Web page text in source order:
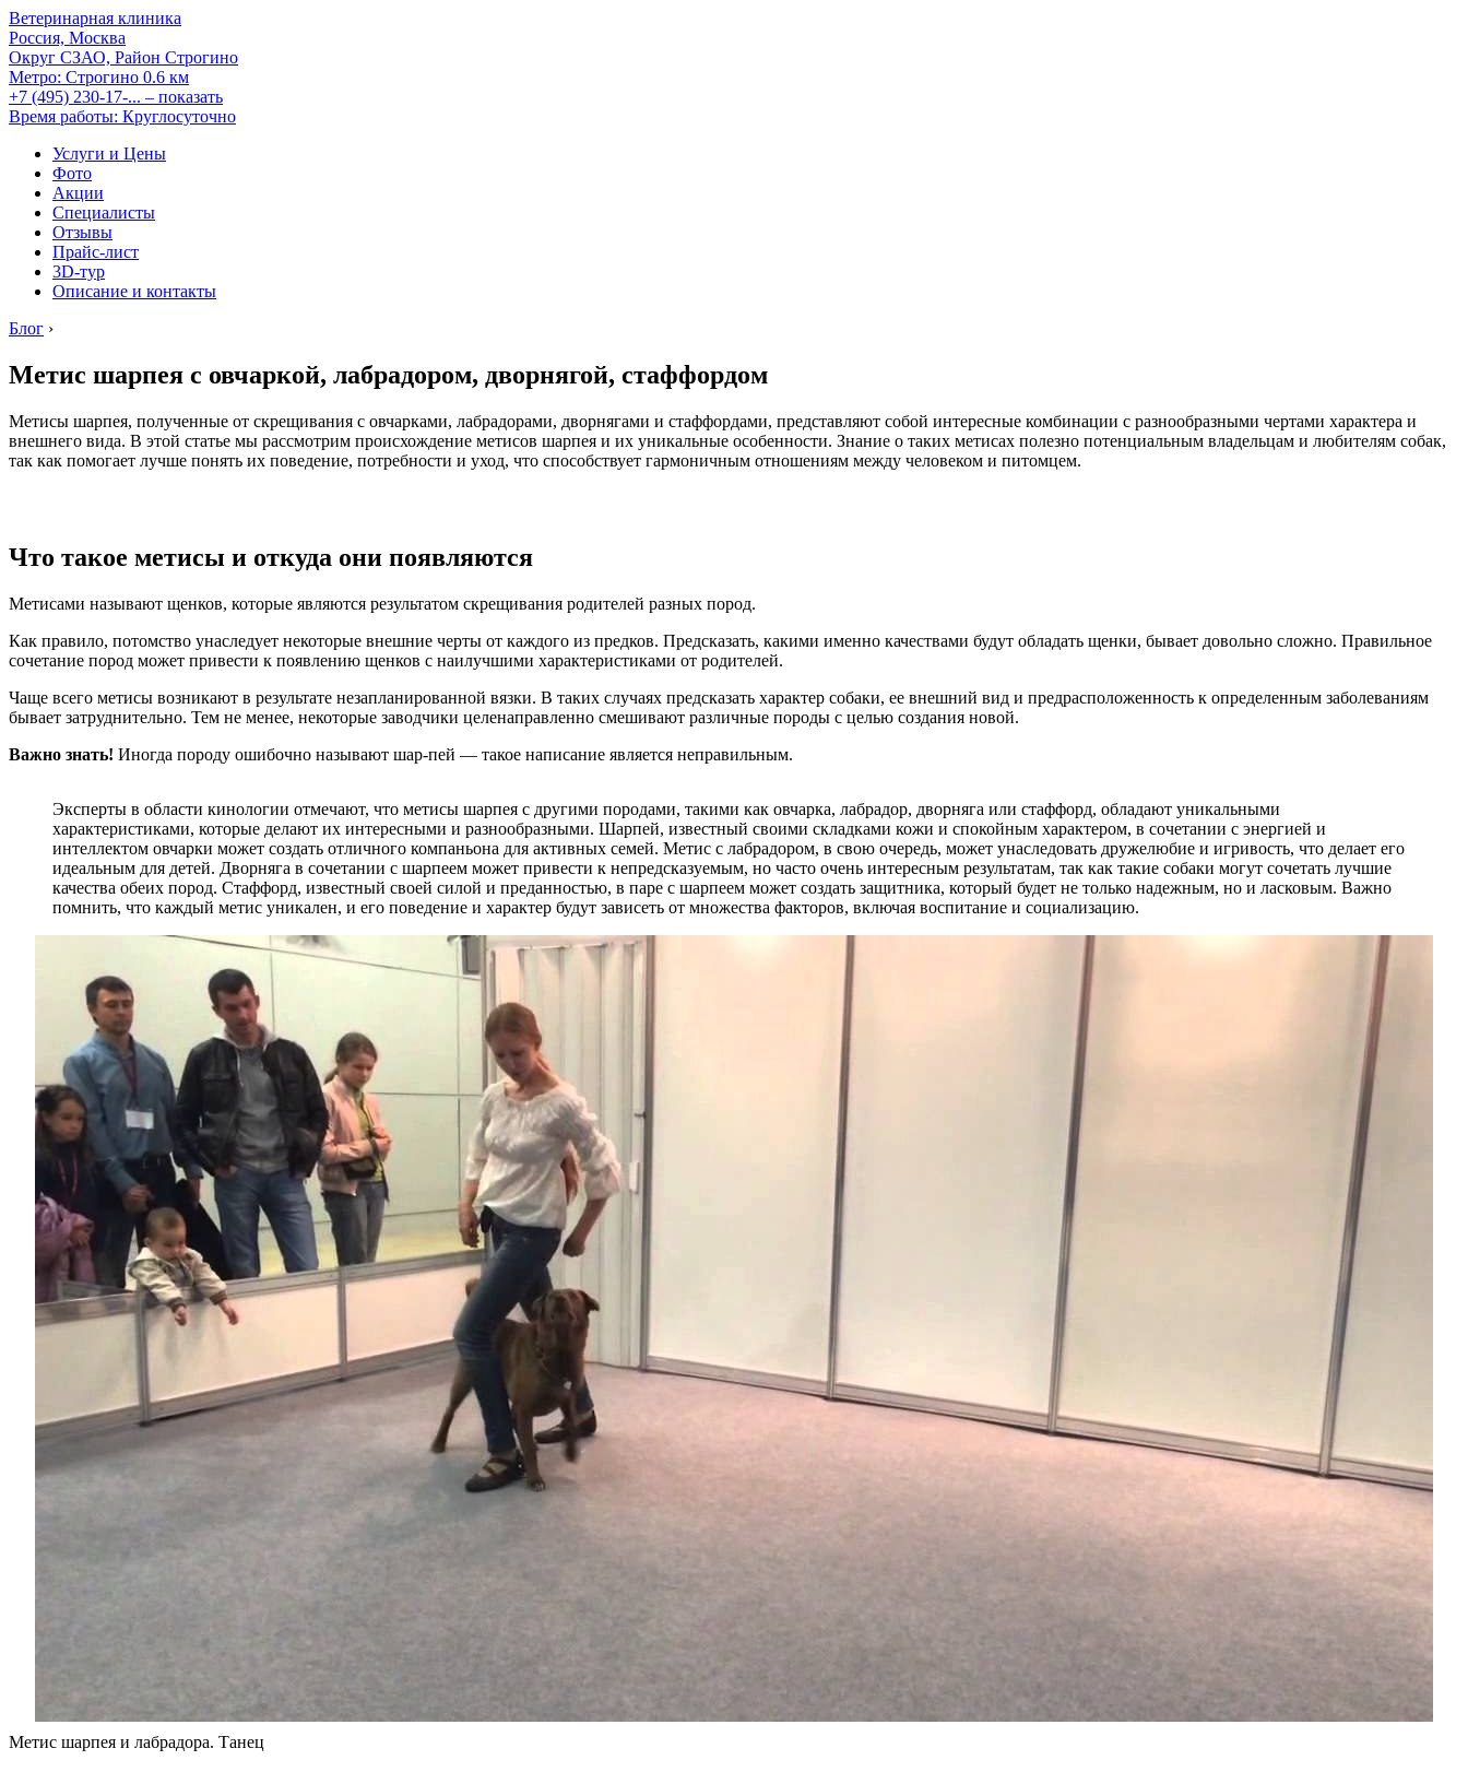
Ветеринарная клиника
Россия, Москва
Округ СЗАО, Район Строгино
Метро: Строгино 0.6 км
+7 (495) 230-17-... – показать
Время работы: Круглосуточно
Услуги и Цены
Фото
Акции
Специалисты
Отзывы
Прайс-лист
3D-тур
Описание и контакты
Блог ›
Метис шарпея с овчаркой, лабрадором, дворнягой, стаффордом
Метисы шарпея, полученные от скрещивания с овчарками, лабрадорами, дворнягами и стаффордами, представляют собой интересные комбинации с разнообразными чертами характера и
внешнего вида. В этой статье мы рассмотрим происхождение метисов шарпея и их уникальные особенности. Знание о таких метисах полезно потенциальным владельцам и любителям собак,
так как помогает лучше понять их поведение, потребности и уход, что способствует гармоничным отношениям между человеком и питомцем.
Что такое метисы и откуда они появляются
Метисами называют щенков, которые являются результатом скрещивания родителей разных пород.
Как правило, потомство унаследует некоторые внешние черты от каждого из предков. Предсказать, какими именно качествами будут обладать щенки, бывает довольно сложно. Правильное
сочетание пород может привести к появлению щенков с наилучшими характеристиками от родителей.
Чаще всего метисы возникают в результате незапланированной вязки. В таких случаях предсказать характер собаки, ее внешний вид и предрасположенность к определенным заболеваниям
бывает затруднительно. Тем не менее, некоторые заводчики целенаправленно смешивают различные породы с целью создания новой.
Важно знать! Иногда породу ошибочно называют шар-пей — такое написание является неправильным.
Эксперты в области кинологии отмечают, что метисы шарпея с другими породами, такими как овчарка, лабрадор, дворняга или стаффорд, обладают уникальными
характеристиками, которые делают их интересными и разнообразными. Шарпей, известный своими складками кожи и спокойным характером, в сочетании с энергией и
интеллектом овчарки может создать отличного компаньона для активных семей. Метис с лабрадором, в свою очередь, может унаследовать дружелюбие и игривость, что делает его
идеальным для детей. Дворняга в сочетании с шарпеем может привести к непредсказуемым, но часто очень интересным результатам, так как такие собаки могут сочетать лучшие
качества обеих пород. Стаффорд, известный своей силой и преданностью, в паре с шарпеем может создать защитника, который будет не только надежным, но и ласковым. Важно
помнить, что каждый метис уникален, и его поведение и характер будут зависеть от множества факторов, включая воспитание и социализацию.
Метис шарпея и лабрадора. Танец